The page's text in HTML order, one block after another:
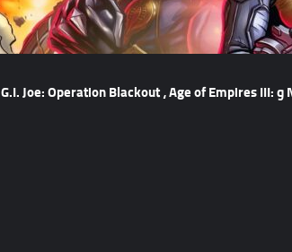
اصدارات جديدة في طريقها لجهاز Xbox One تشمل NHL 21 و G.I. Joe: Operation Blackout ، Age of Empires III: